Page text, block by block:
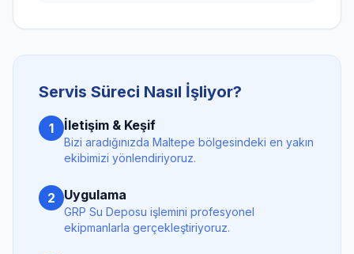
Servis Süreci Nasıl İşliyor?
1 İletişim & Keşif
Bizi aradığınızda Maltepe bölgesindeki en yakın
ekibimizi yönlendiriyoruz.
2 Uygulama
GRP Su Deposu işlemini profesyonel
ekipmanlarla gerçekleştiriyoruz.